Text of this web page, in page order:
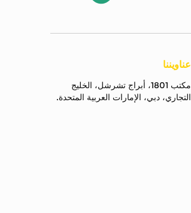
عناويننا
مكتب 1801، أبراج تشرشل، الخليج
التجاري، دبي، الإمارات العربية المتحدة.